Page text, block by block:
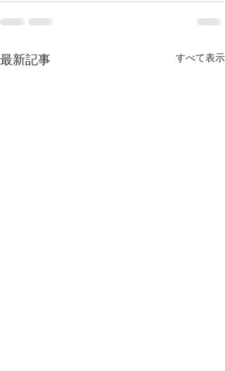
最新記事 すべて表示